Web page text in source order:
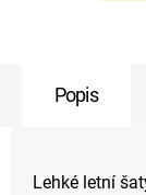
Popis
Lehké letní